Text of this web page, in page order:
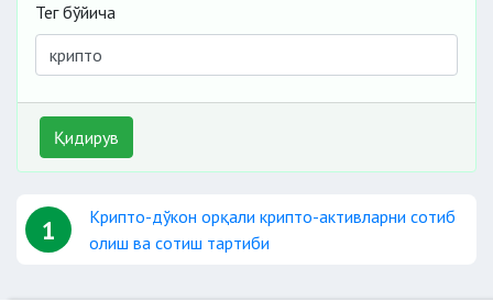
Тег бўйича
Қидирув
1
Крипто-дўкон орқали крипто-активларни сотиб
олиш ва сотиш тартиби